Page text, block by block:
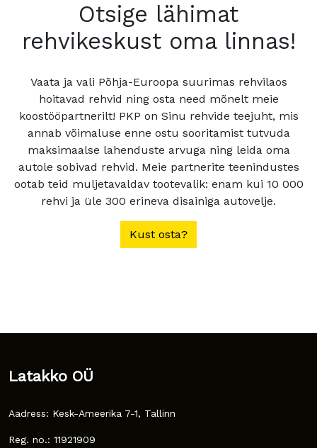
Otsige lähimat
rehvikeskust oma linnas!
Vaata ja vali Põhja-Euroopa suurimas rehvilaos
hoitavad rehvid ning osta need mõnelt meie
koostööpartnerilt! PKP on Sinu rehvide teejuht, mis
annab võimaluse enne ostu sooritamist tutvuda
maksimaalse lahenduste arvuga ning leida oma
autole sobivad rehvid. Meie partnerite teenindustes
ootab teid muljetavaldav tootevalik: enam kui 10 000
rehvi ja üle 300 erineva disainiga autovelje.
Kust osta?
Latakko OÜ
Aadress: Kesk-Ameerika 7-1, Tallinn
Reg. no.: 11921909